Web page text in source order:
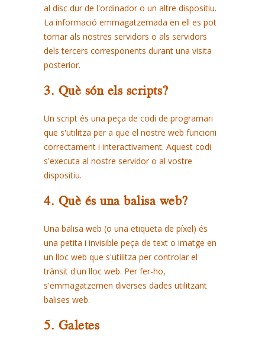
al disc dur de l'ordinador o un altre dispositiu.
La informació emmagatzemada en ell es pot
tornar als nostres servidors o als servidors
dels tercers corresponents durant una visita
posterior.
3. Què són els scripts?
Un script és una peça de codi de programari
que s'utilitza per a que el nostre web funcioni
correctament i interactivament. Aquest codi
s'executa al nostre servidor o al vostre
dispositiu.
4. Què és una balisa web?
Una balisa web (o una etiqueta de píxel) és
una petita i invisible peça de text o imatge en
un lloc web que s'utilitza per controlar el
trànsit d'un lloc web. Per fer-ho,
s'emmagatzemen diverses dades utilitzant
balises web.
5. Galetes